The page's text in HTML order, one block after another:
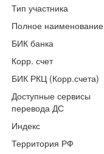
Тип участника
Полное наименование
БИК банка
Корр. счет
БИК РКЦ (Корр.счета)
Доступные сервисы
перевода ДС
Индекс
Территория РФ